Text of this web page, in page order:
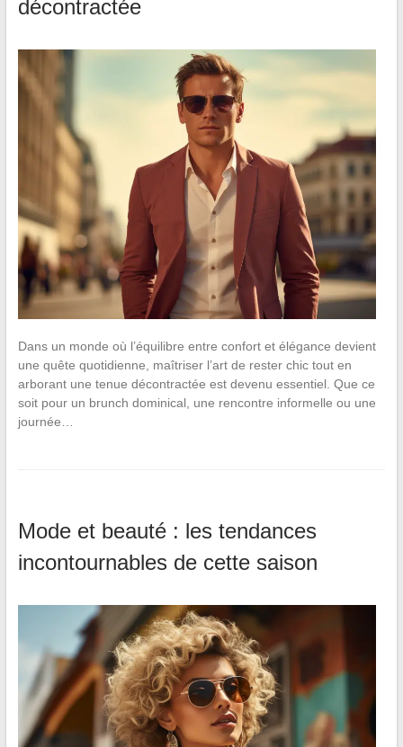
décontractée
Dans un monde où l’équilibre entre confort et élégance devient
une quête quotidienne, maîtriser l’art de rester chic tout en
arborant une tenue décontractée est devenu essentiel. Que ce
soit pour un brunch dominical, une rencontre informelle ou une
journée…
Mode et beauté : les tendances
incontournables de cette saison